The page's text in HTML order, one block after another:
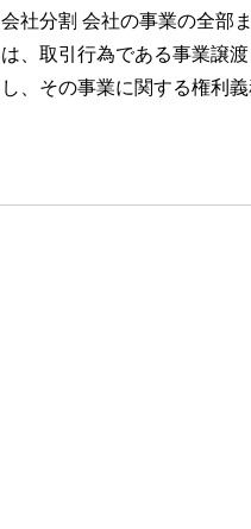
会社分割 会社の事業の全部
は、取引行為である事業譲
し、その事業に関する権利